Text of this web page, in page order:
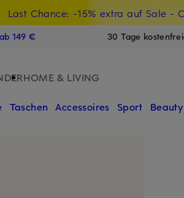
Last Chance: -15% extra auf Sale -
15€-Willkommensgutschein mit
149 € 30 Tage
HOME & LIVING
Taschen Accessoires Sport Beauty